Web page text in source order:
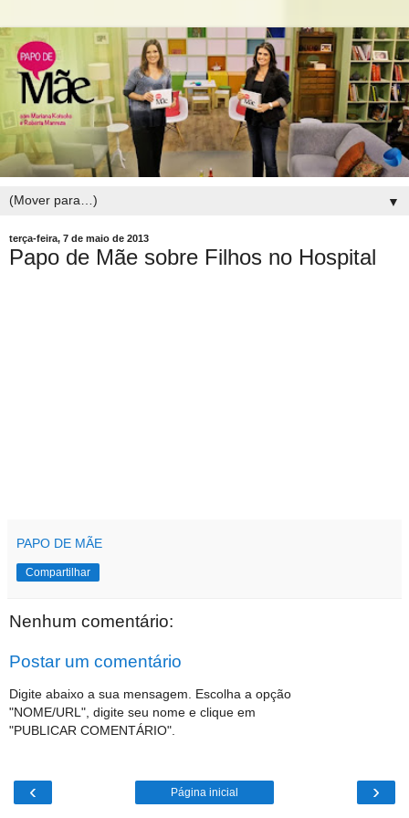
▼
terça-feira, 7 de maio de 2013
Papo de Mãe sobre Filhos no Hospital
PAPO DE MÃE
Compartilhar
Nenhum comentário:
Postar um comentário
Digite abaixo a sua mensagem. Escolha a opção
"NOME/URL", digite seu nome e clique em
"PUBLICAR COMENTÁRIO".
‹ ›
Página inicial